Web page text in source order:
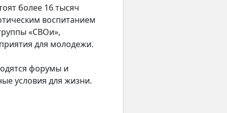
более 16 тысяч
воспитанием
«СВОи»,
для молодежи.
форумы и
условия для жизни.